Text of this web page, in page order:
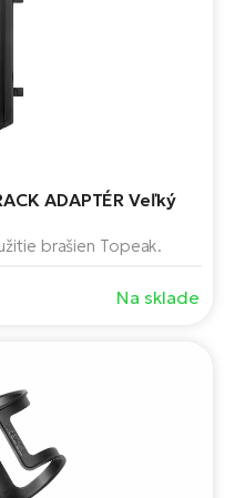
ADAPTÉR Veľký
brašien Topeak.
Na sklade